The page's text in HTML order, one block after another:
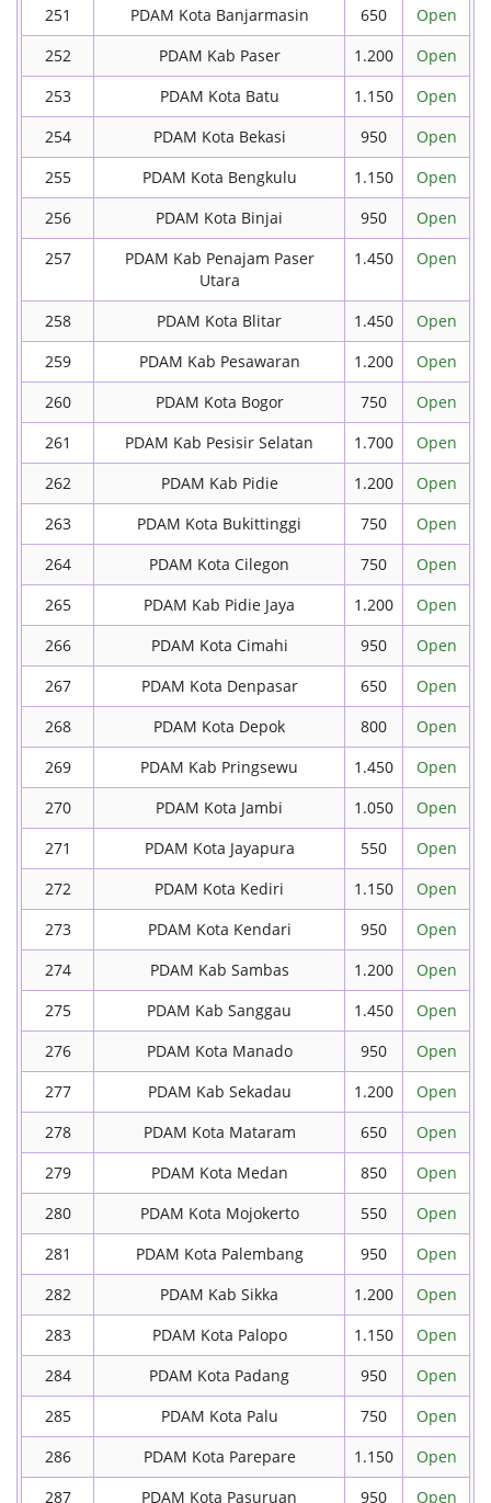
251
PDAM Kota Banjarmasin 650
Open
252
PDAM Kab Paser 1.200
Open
253
PDAM Kota Batu 1.150
Open
254
PDAM Kota Bekasi 950
Open
255
PDAM Kota Bengkulu 1.150
Open
256
PDAM Kota Binjai 950
Open
257
PDAM Kab Penajam Paser
Utara
1.450 Open
258 PDAM Kota Blitar 1.450
Open
259
PDAM Kab Pesawaran 1.200
Open
260
PDAM Kota Bogor 750
Open
261
PDAM Kab Pesisir Selatan 1.700
Open
262
PDAM Kab Pidie 1.200
Open
263
PDAM Kota Bukittinggi 750
Open
264
PDAM Kota Cilegon 750
Open
265
PDAM Kab Pidie Jaya 1.200
Open
266
PDAM Kota Cimahi 950
Open
267
PDAM Kota Denpasar 650
Open
268
PDAM Kota Depok 800
Open
269
PDAM Kab Pringsewu 1.450
Open
270
PDAM Kota Jambi 1.050
Open
271
PDAM Kota Jayapura 550
Open
272
PDAM Kota Kediri 1.150
Open
273
PDAM Kota Kendari 950
Open
274
PDAM Kab Sambas 1.200
Open
275
PDAM Kab Sanggau 1.450
Open
276
PDAM Kota Manado 950
Open
277
PDAM Kab Sekadau 1.200
Open
278
PDAM Kota Mataram 650
Open
279
PDAM Kota Medan 850
Open
280
PDAM Kota Mojokerto 550
Open
281
PDAM Kota Palembang 950
Open
282
PDAM Kab Sikka 1.200
Open
283
PDAM Kota Palopo 1.150
Open
284
PDAM Kota Padang 950
Open
285
PDAM Kota Palu 750
Open
286
PDAM Kota Parepare 1.150
Open
287
PDAM Kota Pasuruan 950 Open